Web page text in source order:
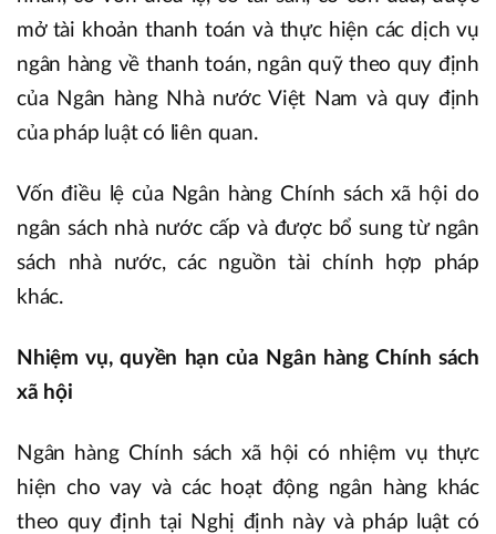
mở tài khoản thanh toán và thực hiện các dịch vụ
ngân hàng về thanh toán, ngân quỹ theo quy định
của Ngân hàng Nhà nước Việt Nam và quy định
của pháp luật có liên quan.
Vốn điều lệ của Ngân hàng Chính sách xã hội do
ngân sách nhà nước cấp và được bổ sung từ ngân
sách nhà nước, các nguồn tài chính hợp pháp
khác.
Nhiệm vụ, quyền hạn của Ngân hàng Chính sách
xã hội
Ngân hàng Chính sách xã hội có nhiệm vụ thực
hiện cho vay và các hoạt động ngân hàng khác
theo quy định tại Nghị định này và pháp luật có